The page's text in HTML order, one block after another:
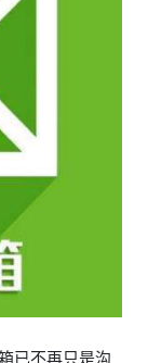
已不再只是沟